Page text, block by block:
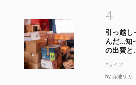
4
引っ越し
んだ…知
の出費と
#ライフ
by 赤池リカ